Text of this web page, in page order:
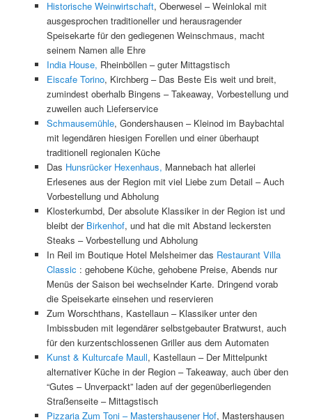
Historische Weinwirtschaft, Oberwesel – Weinlokal mit
ausgesprochen traditioneller und herausragender
Speisekarte für den gediegenen Weinschmaus, macht
seinem Namen alle Ehre
India House, Rheinböllen – guter Mittagstisch
Eiscafe Torino, Kirchberg – Das Beste Eis weit und breit,
zumindest oberhalb Bingens – Takeaway, Vorbestellung und
zuweilen auch Lieferservice
Schmausemühle, Gondershausen – Kleinod im Baybachtal
mit legendären hiesigen Forellen und einer überhaupt
traditionell regionalen Küche
Das Hunsrücker Hexenhaus, Mannebach hat allerlei
Erlesenes aus der Region mit viel Liebe zum Detail – Auch
Vorbestellung und Abholung
Klosterkumbd, Der absolute Klassiker in der Region ist und
bleibt der Birkenhof, und hat die mit Abstand leckersten
Steaks – Vorbestellung und Abholung
In Reil im Boutique Hotel Melsheimer das Restaurant Villa
Classic : gehobene Küche, gehobene Preise, Abends nur
Menüs der Saison bei wechselnder Karte. Dringend vorab
die Speisekarte einsehen und reservieren
Zum Worschthans, Kastellaun – Klassiker unter den
Imbissbuden mit legendärer selbstgebauter Bratwurst, auch
für den kurzentschlossenen Griller aus dem Automaten
Kunst & Kulturcafe Maull, Kastellaun – Der Mittelpunkt
alternativer Küche in der Region – Takeaway, auch über den
“Gutes – Unverpackt” laden auf der gegenüberliegenden
Straßenseite – Mittagstisch
Pizzaria Zum Toni – Mastershausener Hof, Mastershausen